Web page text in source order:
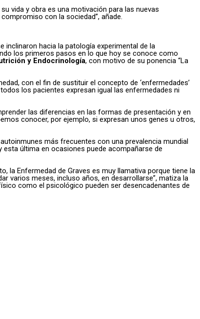
vida y obra es una motivación para las nuevas
con la sociedad”, añade.
inclinaron hacia la patología experimental de la
los primeros pasos en lo que hoy se conoce como
y Endocrinología, con motivo de su ponencia “La
con el fin de sustituir el concepto de ‘enfermedades’
los pacientes expresan igual las enfermedades ni
las diferencias en las formas de presentación y en
conocer, por ejemplo, si expresan unos genes u otros,
más frecuentes con una prevalencia mundial
esta última en ocasiones puede acompañarse de
la Enfermedad de Graves es muy llamativa porque tiene la
varios meses, incluso años, en desarrollarse”, matiza la
como el psicológico pueden ser desencadenantes de